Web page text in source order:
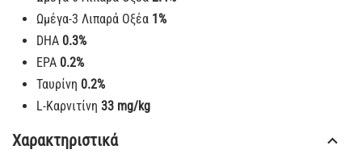
Ωμέγα-3 Λιπαρά Οξέα 1%
DHA 0.3%
EPA 0.2%
Ταυρίνη 0.2%
L-Καρνιτίνη 33 mg/kg
Χαρακτηριστικά